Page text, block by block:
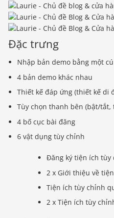
Đặc trưng
Nhập bản demo bằng một
4 bản demo khác nhau
Thiết kế đáp ứng (thiết kế di
Tùy chọn thanh bên (bật/tắt,
4 bố cục bài đăng
6 vật dụng tùy chỉnh
Đăng ký tiện ích
2 x Giới thiệu về
Tiện ích tùy chỉnh
2 x Tiện ích tùy